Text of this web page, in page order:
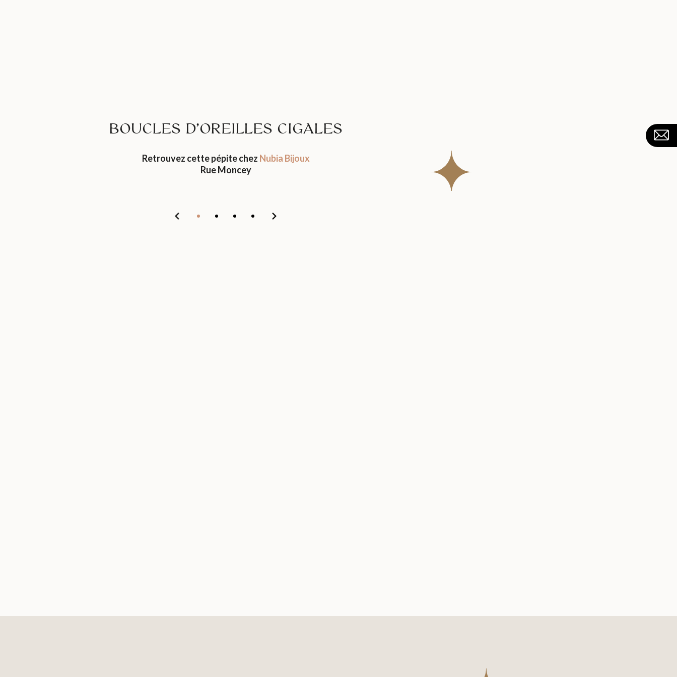
BOUCLES D’OREILLES CIGALES
Retrouvez cette pépite chez Nubia Bijoux
Rue Moncey